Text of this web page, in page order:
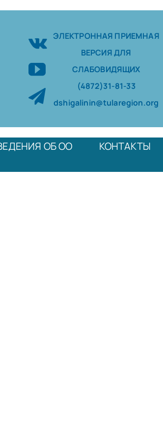
ЭЛЕКТРОННАЯ ПРИЕМНАЯ
ВЕРСИЯ ДЛЯ
СЛАБОВИДЯЩИХ
(4872)31-81-33
dshigalinin@tularegion.org
ОБ ОО
КОНТАКТЫ